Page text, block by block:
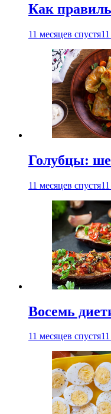
Как
11 месяцев спустя
Голубцы:
11 месяцев спустя
Восемь
11 месяцев спустя